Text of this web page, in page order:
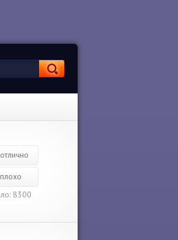
отлично
плохо
8300